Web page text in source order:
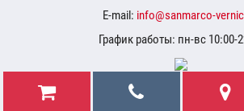
E-mail: info@sanmarco-
График работы: пн-вс 10:00-